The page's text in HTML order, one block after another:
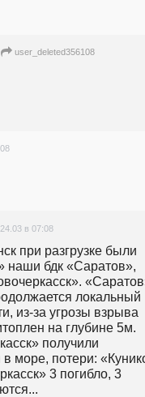
user_deleted356108
24.03 в 07:08
при разгрузке были
наши бдк «Саратов»,
локальный
из-за угрозы взрыва
на глубине 5м.
получили
море, потери:
3 погибло, 3